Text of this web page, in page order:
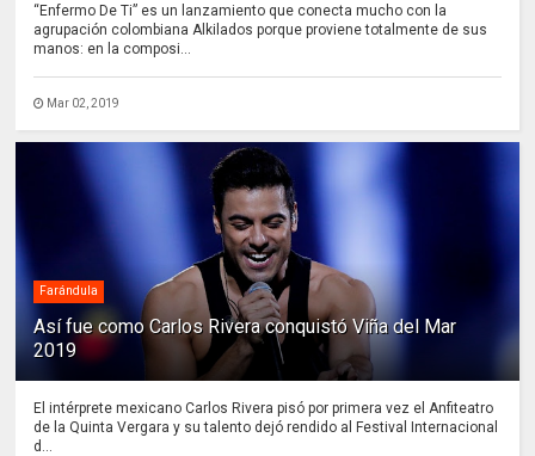
“Enfermo De Ti” es un lanzamiento que conecta mucho con la
agrupación colombiana Alkilados porque proviene totalmente de sus
manos: en la composi...
Mar 02, 2019
Farándula
Así fue como Carlos Rivera conquistó Viña del Mar
2019
El intérprete mexicano Carlos Rivera pisó por primera vez el Anfiteatro
de la Quinta Vergara y su talento dejó rendido al Festival Internacional
d...